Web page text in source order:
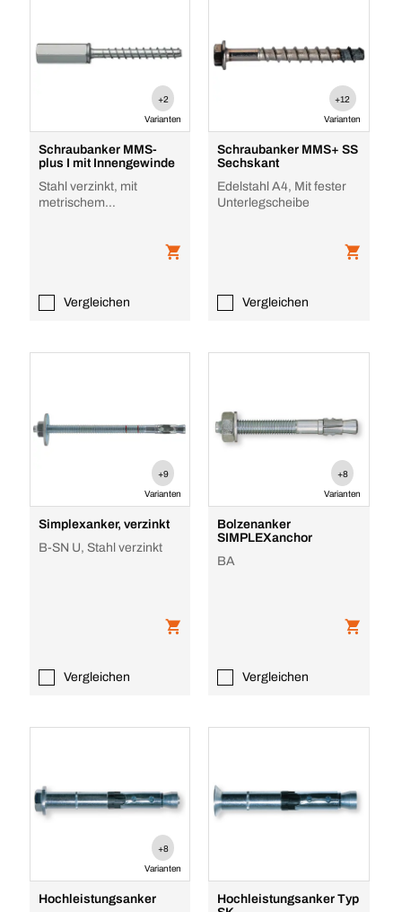
+2
Varianten
Schraubanker MMS-
plus I mit Innengewinde
Stahl verzinkt, mit
metrischem
Vergleichen
+12
Varianten
Schraubanker MMS+ SS
Sechskant
Edelstahl A4, Mit fester
Unterlegscheibe
Vergleichen
+9
Varianten
Simplexanker, verzinkt
B-SN U, Stahl verzinkt
Vergleichen
+8
Varianten
Bolzenanker
SIMPLEXanchor
BA
Vergleichen
+8
Varianten
Hochleistungsanker
Hochleistungsanker Typ